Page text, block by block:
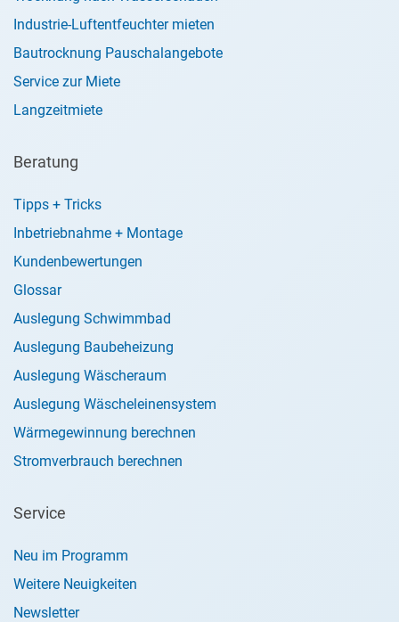
Industrie-Luftentfeuchter mieten
Bautrocknung Pauschalangebote
Service zur Miete
Langzeitmiete
Beratung
Tipps + Tricks
Inbetriebnahme + Montage
Kundenbewertungen
Glossar
Auslegung Schwimmbad
Auslegung Baubeheizung
Auslegung Wäscheraum
Auslegung Wäscheleinensystem
Wärmegewinnung berechnen
Stromverbrauch berechnen
Service
Neu im Programm
Weitere Neuigkeiten
Newsletter